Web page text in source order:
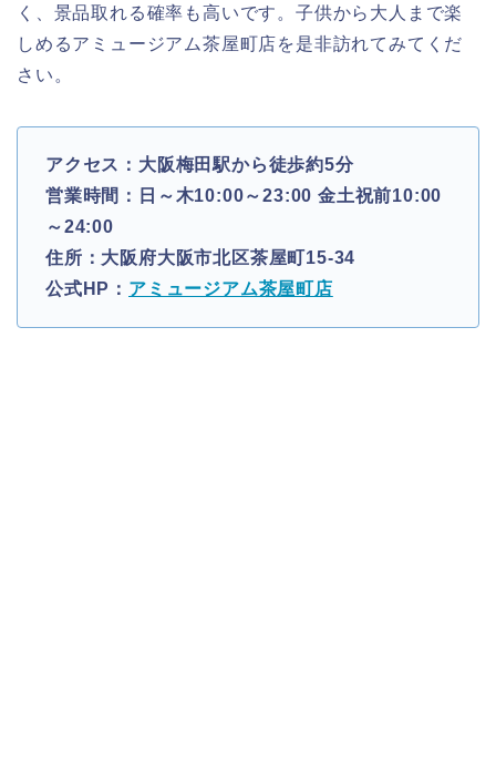
く、景品取れる確率も高いです。子供から大人まで楽
しめるアミュージアム茶屋町店を是非訪れてみてくだ
さい。
アクセス：大阪梅田駅から徒歩約5分
営業時間：日～木10:00～23:00 金土祝前10:00
～24:00
住所：大阪府大阪市北区茶屋町15-34
公式HP： アミュージアム茶屋町店